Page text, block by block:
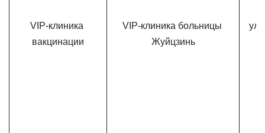
VIP-клиника
вакцинации
VIP-клиника больницы
Жуйцзинь
ул.